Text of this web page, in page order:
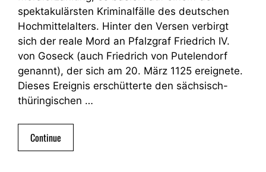
spektakulärsten Kriminalfälle des deutschen
Hochmittelalters. Hinter den Versen verbirgt
sich der reale Mord an Pfalzgraf Friedrich IV.
von Goseck (auch Friedrich von Putelendorf
genannt), der sich am 20. März 1125 ereignete.
Dieses Ereignis erschütterte den sächsisch-
thüringischen …
Continue